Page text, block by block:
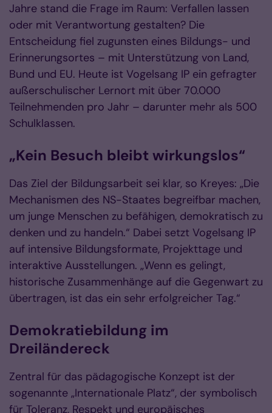
Jahre stand die Frage im Raum: Verfallen lassen
oder mit Verantwortung gestalten? Die
Entscheidung fiel zugunsten eines Bildungs- und
Erinnerungsortes – mit Unterstützung von Land,
Bund und EU. Heute ist Vogelsang IP ein gefragter
außerschulischer Lernort mit über 70.000
Teilnehmenden pro Jahr – darunter mehr als 500
Schulklassen.
„Kein Besuch bleibt wirkungslos“
Das Ziel der Bildungsarbeit sei klar, so Kreyes: „Die
Mechanismen des NS-Staates begreifbar machen,
um junge Menschen zu befähigen, demokratisch zu
denken und zu handeln.“ Dabei setzt Vogelsang IP
auf intensive Bildungsformate, Projekttage und
interaktive Ausstellungen. „Wenn es gelingt,
historische Zusammenhänge auf die Gegenwart zu
übertragen, ist das ein sehr erfolgreicher Tag.“
Demokratiebildung im
Dreiländereck
Zentral für das pädagogische Konzept ist der
sogenannte „Internationale Platz“, der symbolisch
für Toleranz, Respekt und europäisches